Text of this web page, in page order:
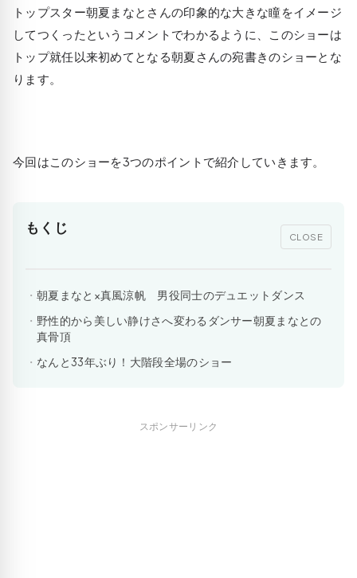
トップスター朝夏まなとさんの印象的な大きな瞳をイメージ
してつくったというコメントでわかるように、このショーは
トップ就任以来初めてとなる朝夏さんの宛書きのショーとな
ります。
今回はこのショーを3つのポイントで紹介していきます。
もくじ
CLOSE
朝夏まなと×真風涼帆 男役同士のデュエットダンス
野性的から美しい静けさへ変わるダンサー朝夏まなとの
真骨頂
なんと33年ぶり！大階段全場のショー
スポンサーリンク